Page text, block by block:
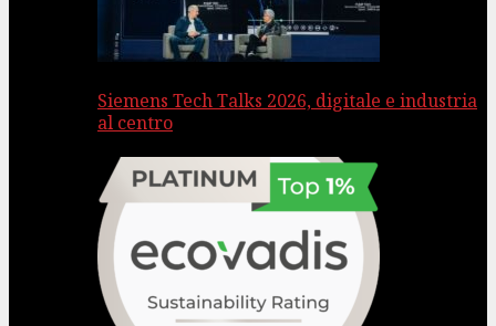
Siemens Tech Talks 2026, digitale e industria
al centro